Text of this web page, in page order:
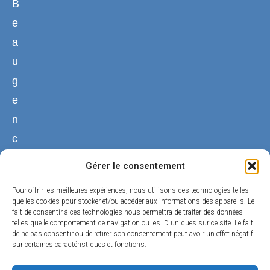
Gérer le consentement
Pour offrir les meilleures expériences, nous utilisons des technologies telles
que les cookies pour stocker et/ou accéder aux informations des appareils. Le
fait de consentir à ces technologies nous permettra de traiter des données
telles que le comportement de navigation ou les ID uniques sur ce site. Le fait
de ne pas consentir ou de retirer son consentement peut avoir un effet négatif
sur certaines caractéristiques et fonctions.
B
e
a
u
g
e
n
c
02
38
44
50
01
Nous